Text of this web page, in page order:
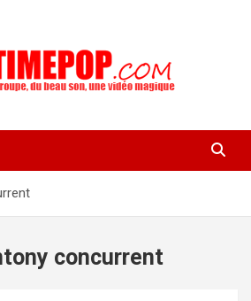
rock, indé sur Lyon. rock pop concert
concurrent